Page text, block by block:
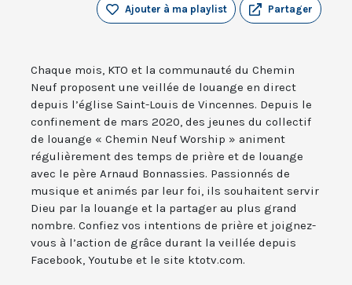
Partager
Ajouter à ma playlist
Chaque mois, KTO et la communauté du Chemin
Neuf proposent une veillée de louange en direct
depuis l’église Saint-Louis de Vincennes. Depuis le
confinement de mars 2020, des jeunes du collectif
de louange « Chemin Neuf Worship » animent
régulièrement des temps de prière et de louange
avec le père Arnaud Bonnassies. Passionnés de
musique et animés par leur foi, ils souhaitent servir
Dieu par la louange et la partager au plus grand
nombre. Confiez vos intentions de prière et joignez-
vous à l’action de grâce durant la veillée depuis
Facebook, Youtube et le site ktotv.com.